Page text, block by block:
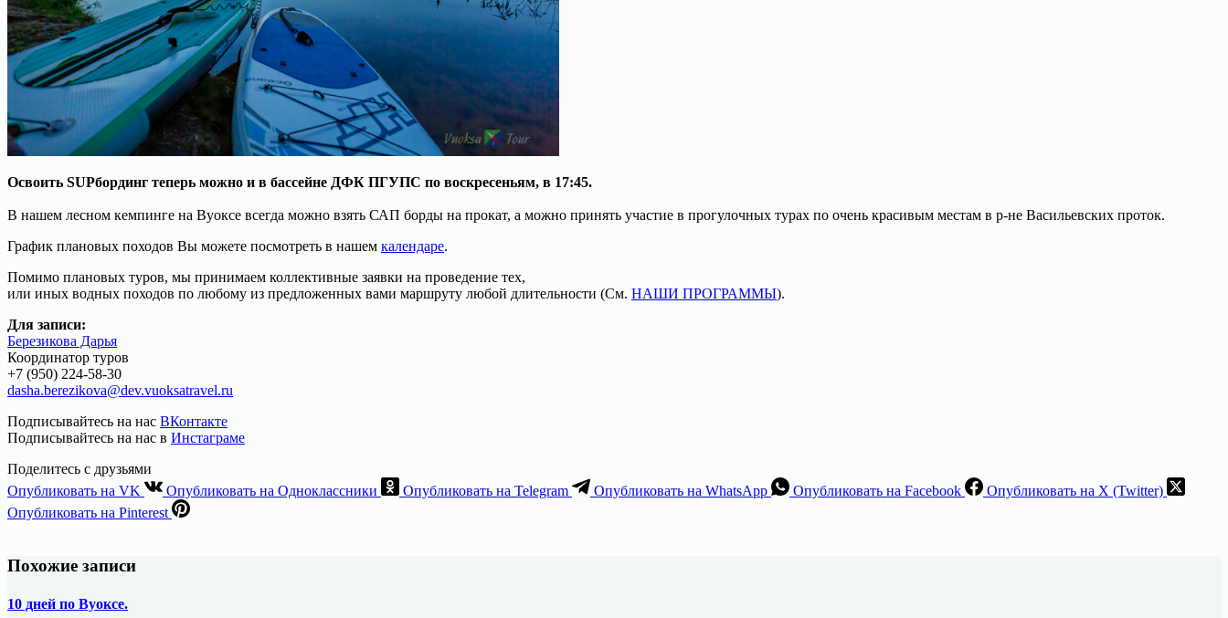
Освоить SUPбординг теперь можно и в бассейне ДФК ПГУПС по воскресеньям, в 17:45.
В нашем лесном кемпинге на Вуоксе всегда можно взять САП борды на прокат, а можно принять участие в прогулочных турах по очень красивым местам в р-не Васильевских проток.
График плановых походов Вы можете посмотреть в нашем календаре.
Помимо плановых туров, мы принимаем коллективные заявки на проведение тех,
или иных водных походов по любому из предложенных вами маршруту любой длительности (См. НАШИ ПРОГРАММЫ).
Для записи:
Березикова Дарья
Координатор туров
+7 (950) 224-58-30
dasha.berezikova@dev.vuoksatravel.ru
Подписывайтесь на нас ВКонтакте
Подписывайтесь на нас в Инстаграме
Поделитесь с друзьями
Опубликовать на VK
Опубликовать на Одноклассники Опубликовать на Telegram Опубликовать на WhatsApp Опубликовать на Facebook
Опубликовать на X (Twitter)
Опубликовать на Pinterest
Похожие записи
10 дней по Вуоксе.